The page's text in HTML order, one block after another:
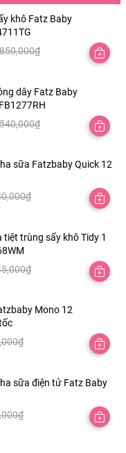
thuốc được chỉ
toàn của sản phẩm
khô Fatz Baby
₫
dây Fatz Baby
₫
sữa Fatzbaby Quick 12
₫
tiệt trùng sấy khô Tidy 1
₫
Mono 12
₫
sữa điện tử Fatz Baby
₫